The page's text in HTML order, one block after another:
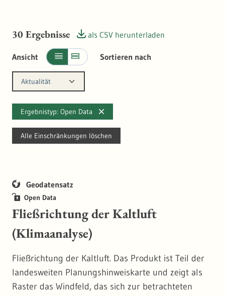
30Ergebnisse als CSV herunterladen
Ansicht Sortieren nach
Aktualität
Ergebnistyp: Open Data
Alle Einschränkungen löschen
Geodatensatz
Open Data
Fließrichtung der Kaltluft
(Klimaanalyse)
Fließrichtung der Kaltluft. Das Produkt ist Teil der
landesweiten Planungshinweiskarte und zeigt als
Raster das Windfeld, das sich zur betrachteten